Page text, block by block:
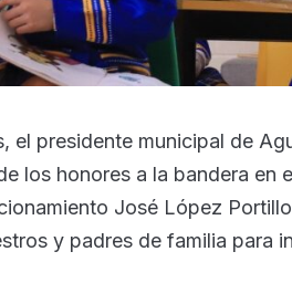
el presidente municipal de
los honores a la bandera en
José López
y padres de familia para